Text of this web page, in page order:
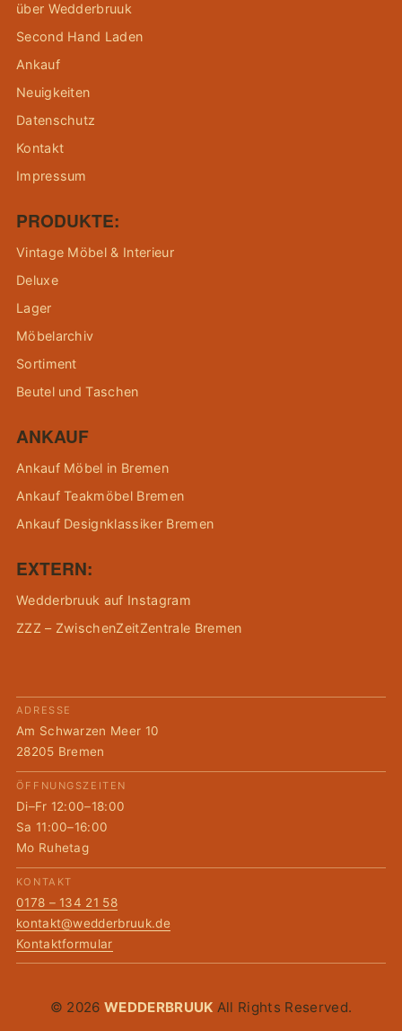
über Wedderbruuk
Second Hand Laden
Ankauf
Neuigkeiten
Datenschutz
Kontakt
Impressum
PRODUKTE:
Vintage Möbel & Interieur
Deluxe
Lager
Möbelarchiv
Sortiment
Beutel und Taschen
ANKAUF
Ankauf Möbel in Bremen
Ankauf Teakmöbel Bremen
Ankauf Designklassiker Bremen
EXTERN:
Wedderbruuk auf Instagram
ZZZ – ZwischenZeitZentrale Bremen
ADRESSE
Am Schwarzen Meer 10
28205 Bremen
ÖFFNUNGSZEITEN
Di–Fr 12:00–18:00
Sa 11:00–16:00
Mo Ruhetag
KONTAKT
0178 – 134 21 58
kontakt@wedderbruuk.de
Kontaktformular
© 2026 WEDDERBRUUK All Rights Reserved.